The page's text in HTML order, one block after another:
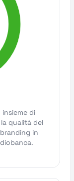
di
qualità del
in